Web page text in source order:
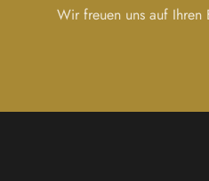
Wir freuen uns auf Ihren